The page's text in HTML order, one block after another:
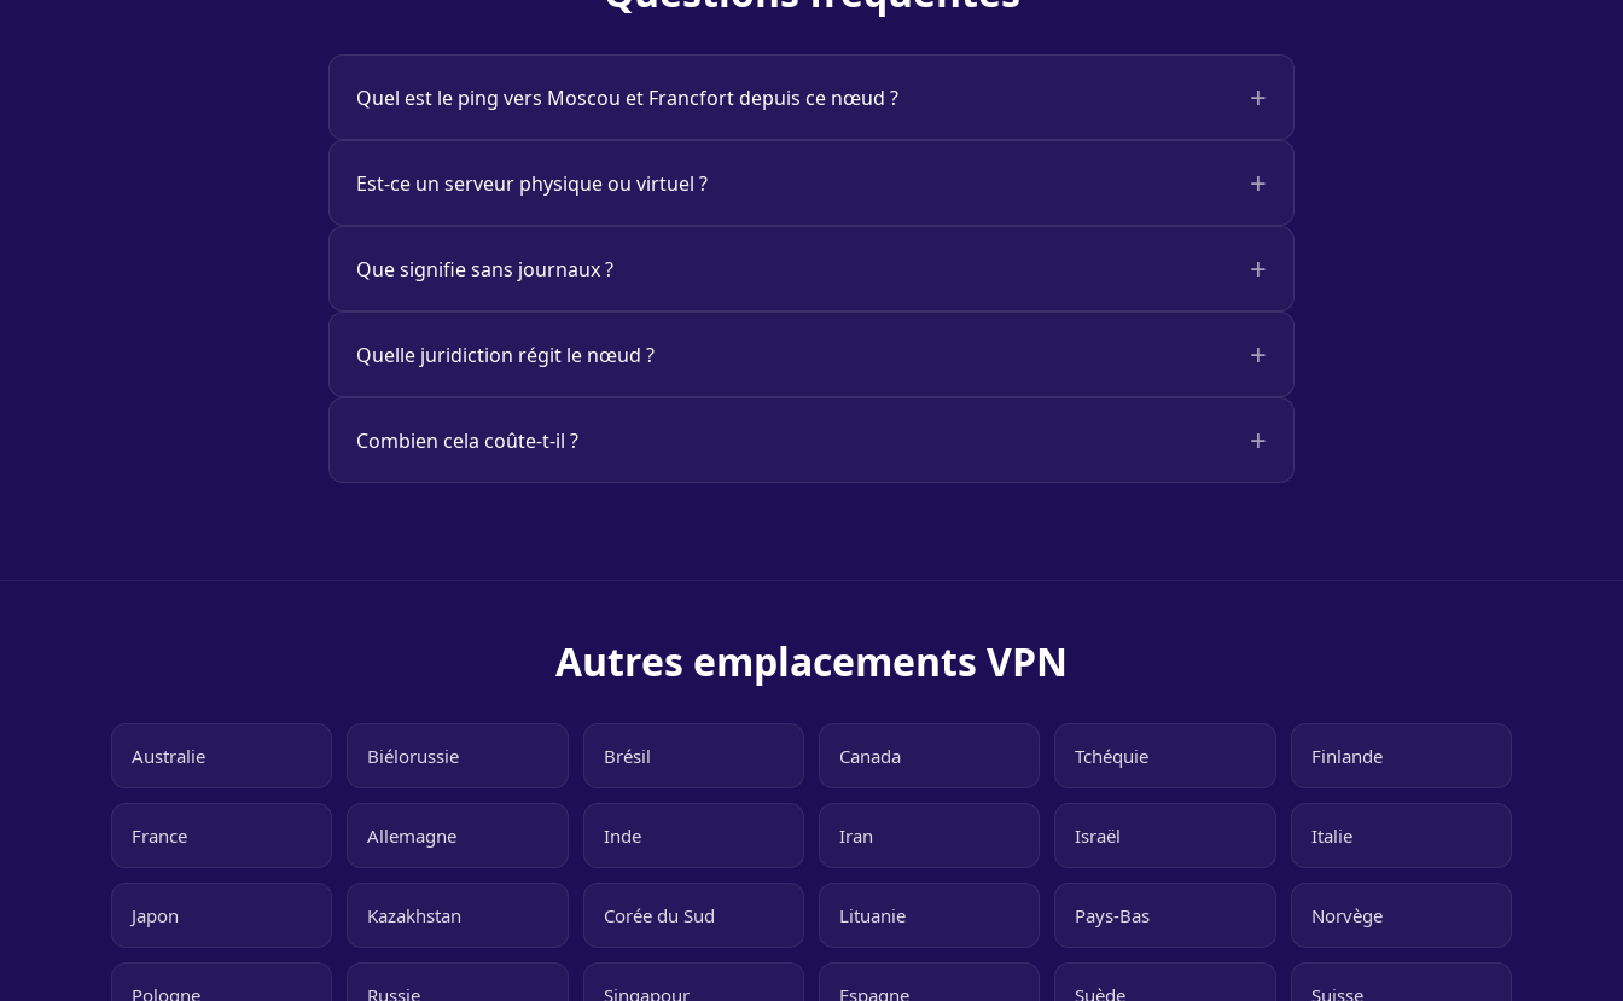
Quel est le ping vers Moscou et Francfort depuis ce nœud ?
Est-ce un serveur physique ou virtuel ?
Que signifie sans journaux ?
Quelle juridiction régit le nœud ?
Combien cela coûte-t-il ?
Autres emplacements VPN
Australie Biélorussie Brésil Canada Tchéquie Finlande
France Allemagne Inde Iran Israël Italie
Japon Kazakhstan Corée du Sud Lituanie Pays-Bas Norvège
Pologne Russie Singapour Espagne Suède Suisse